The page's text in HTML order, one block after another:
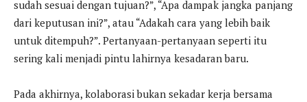
sudah sesuai dengan tujuan?”, “Apa dampak jangka panjang
dari keputusan ini?”, atau “Adakah cara yang lebih baik
untuk ditempuh?”. Pertanyaan-pertanyaan seperti itu
sering kali menjadi pintu lahirnya kesadaran baru.
Pada akhirnya, kolaborasi bukan sekadar kerja bersama